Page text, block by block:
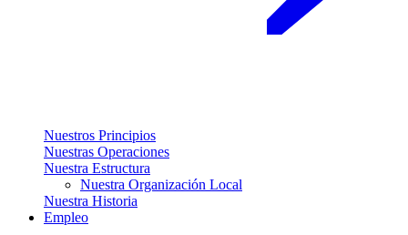
Nuestros Principios
Nuestras Operaciones
Nuestra Estructura
Nuestra Organización Local
Nuestra Historia
Empleo